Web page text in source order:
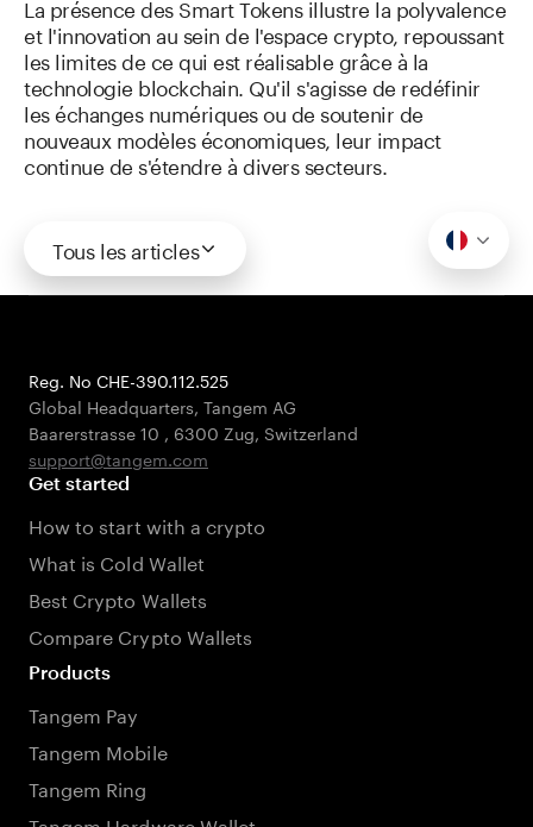
La présence des Smart Tokens illustre la polyvalence
et l'innovation au sein de l'espace crypto, repoussant
les limites de ce qui est réalisable grâce à la
technologie blockchain. Qu'il s'agisse de redéfinir
les échanges numériques ou de soutenir de
nouveaux modèles économiques, leur impact
continue de s'étendre à divers secteurs.
Tous les articles
Reg. No CHE-390.112.525
Global Headquarters, Tangem AG
Baarerstrasse 10 , 6300 Zug, Switzerland
support@tangem.com
Get started
How to start with a crypto
What is Cold Wallet
Best Crypto Wallets
Compare Crypto Wallets
Products
Tangem Pay
Tangem Mobile
Tangem Ring